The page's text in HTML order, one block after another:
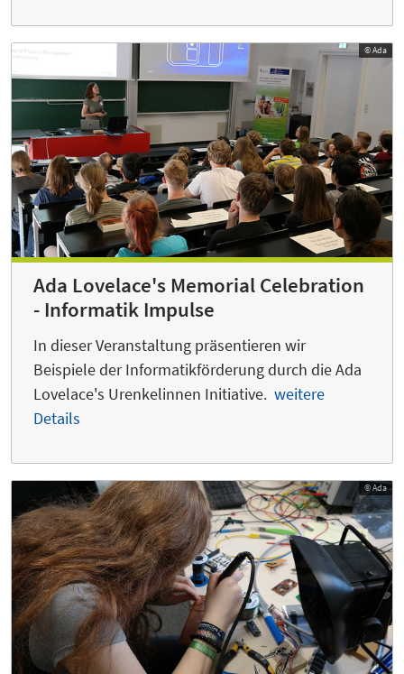
© Ada
Ada Lovelace's Memorial Celebration
- Informatik Impulse
In dieser Veranstaltung präsentieren wir
Beispiele der Informatikförderung durch die Ada
Lovelace's Urenkelinnen Initiative. weitere
Details
© Ada